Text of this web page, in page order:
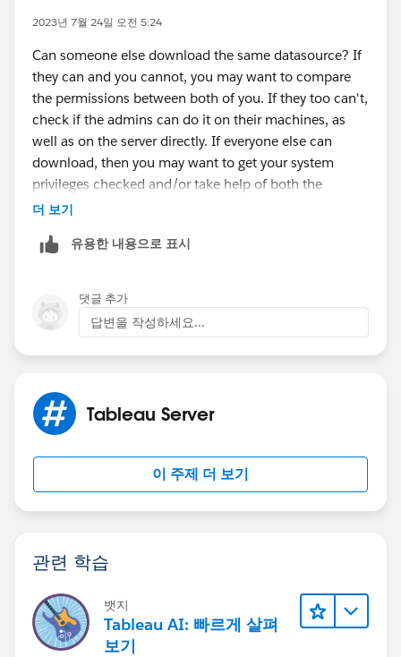
2023년 7월 24일 오전 5:24
Can someone else download the same datasource? If
they can and you cannot, you may want to compare
the permissions between both of you. If they too can't,
check if the admins can do it on their machines, as
well as on the server directly. If everyone else can
download, then you may want to get your system
privileges checked and/or take help of both the
Tableau Server Admin as well as your system support
더 보기
유용한 내용으로 표시
댓글 추가
답변을 작성하세요...
Tableau Server
이 주제 더 보기
관련 학습
뱃지
Tableau AI: 빠르게 살펴
보기